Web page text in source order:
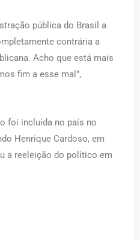
pública do Brasil a
contrária a
Acho que está mais
fim a esse mal”,
foi incluída no país no
Henrique Cardoso, em
a reeleição do político em